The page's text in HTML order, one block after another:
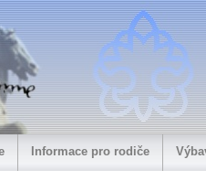
Informace pro rodiče